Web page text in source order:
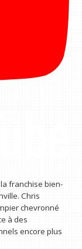
franchise bien-
Chris
chevronné
à des
encore plus